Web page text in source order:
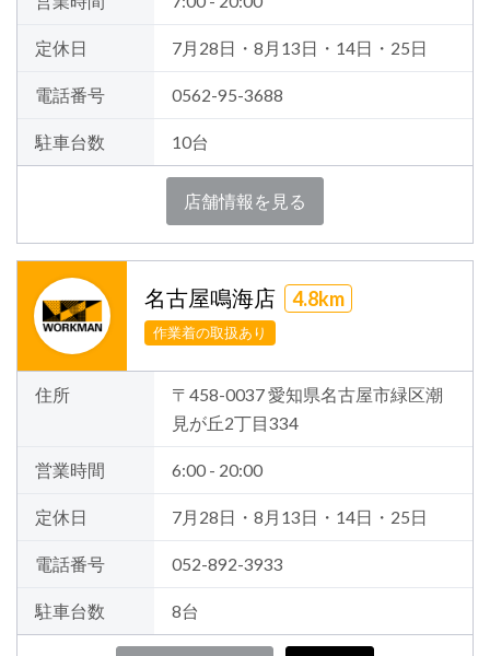
定休日 7月28日・8月13日・14日・25日
電話番号 0562-95-3688
駐車台数 10台
店舗情報を見る
名古屋鳴海店 4.8km
作業着の取扱あり
住所
〒458-0037 愛知県名古屋市緑区潮
見が丘2丁目334
営業時間 6:00 - 20:00
定休日 7月28日・8月13日・14日・25日
電話番号 052-892-3933
駐車台数 8台